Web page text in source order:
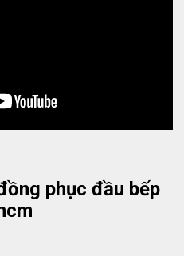
phục đầu bếp